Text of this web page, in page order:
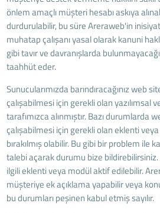
önlem amaçlı müşteri hesabı askıya
durdurulabilir, bu süre Areraweb'in
muhatap çalışanı yasal olarak kanuni
gibi tavır ve davranışlarda
taahhüt eder.
Sunucularımızda barındıracağınız web
çalışabilmesi için gerekli olan yazılımsal
tarafımızca alınmıştır. Bazı durumlarda
çalışabilmesi için gerekli olan eklenti
bırakılmış olabilir. Bu gibi bir problem ile
talebi açarak durumu bize
ilgili eklenti veya modül aktif edilebilir.
müşteriye ek açıklama yapabilir veya
bu durumları peşinen kabul etmiş sayılır.